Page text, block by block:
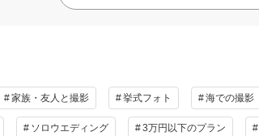
家族・友人と撮影 挙式フォト 海での撮影
ソロウエディング 3万円以下のプラン